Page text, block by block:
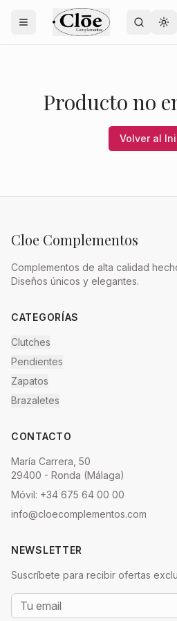
Producto no
Volver al
Cloe Complementos
Complementos de alta calidad
Diseños únicos y elegantes.
CATEGORÍAS
Clutches
Pendientes
Zapatos
Brazaletes
CONTACTO
María Carrera, 50
29400 - Ronda (Málaga)
Móvil: +34 675 64 00 00
info@cloecomplementos.com
NEWSLETTER
Suscríbete para recibir ofertas